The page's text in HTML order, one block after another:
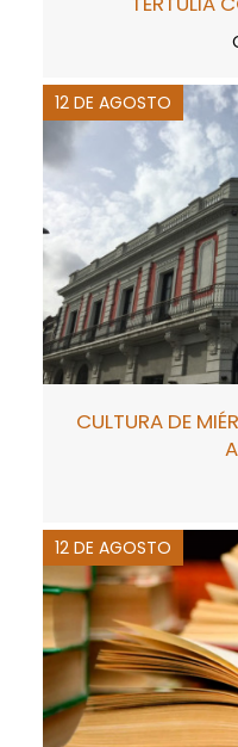
12 DE AGOSTO
CULTURA DE
12 DE AGOSTO